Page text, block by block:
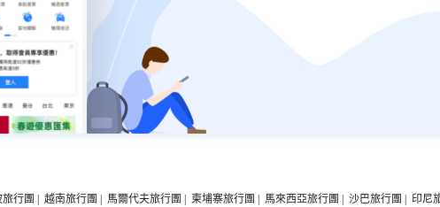
行團 | 越南旅行團 | 馬爾代夫旅行團 | 柬埔寨旅行團 | 馬來西亞旅行團 | 沙巴旅行團 | 印尼